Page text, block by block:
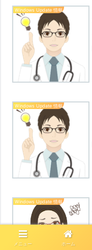
Windows Update 情報
Windows Update 情報
Windows Update 情報
メニュー ホーム